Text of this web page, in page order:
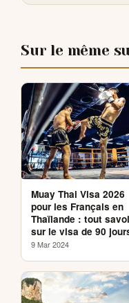
Sur le même
Muay Thai Visa 2026
pour les Français en
Thaïlande : tout
sur le visa de 90
9 Mar 2024